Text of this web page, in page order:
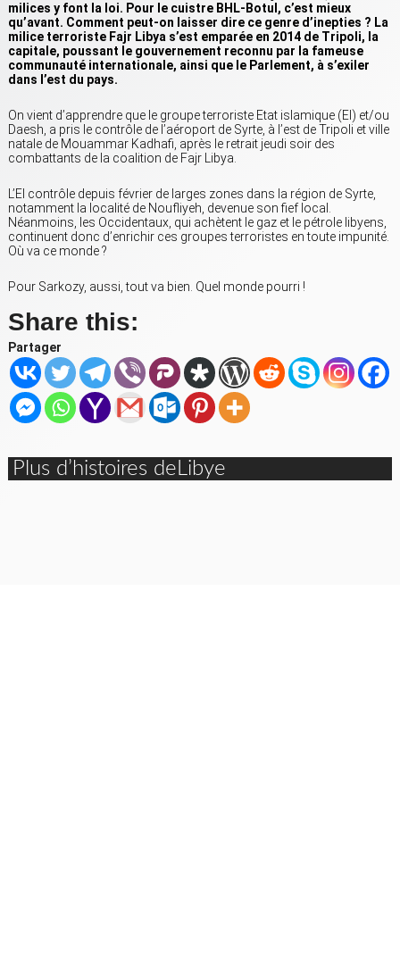
milices y font la loi. Pour le cuistre BHL-Botul, c’est mieux
qu’avant. Comment peut-on laisser dire ce genre d’inepties ? La
milice terroriste Fajr Libya s’est emparée en 2014 de Tripoli, la
capitale, poussant le gouvernement reconnu par la fameuse
communauté internationale, ainsi que le Parlement, à s’exiler
dans l’est du pays.
On vient d’apprendre que le groupe terroriste Etat islamique (EI) et/ou
Daesh, a pris le contrôle de l’aéroport de Syrte, à l’est de Tripoli et ville
natale de Mouammar Kadhafi, après le retrait jeudi soir des
combattants de la coalition de Fajr Libya.
L’EI contrôle depuis février de larges zones dans la région de Syrte,
notamment la localité de Noufliyeh, devenue son fief local.
Néanmoins, les Occidentaux, qui achètent le gaz et le pétrole libyens,
continuent donc d’enrichir ces groupes terroristes en toute impunité.
Où va ce monde ?
Pour Sarkozy, aussi, tout va bien. Quel monde pourri !
Share this:
Partager
Plus d’histoires deLibye